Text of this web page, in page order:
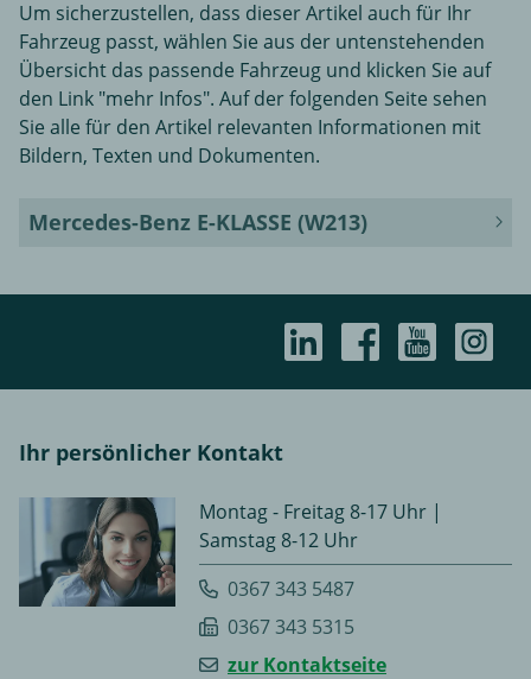
Um sicherzustellen, dass dieser Artikel auch für Ihr
Fahrzeug passt, wählen Sie aus der untenstehenden
Übersicht das passende Fahrzeug und klicken Sie auf
den Link "mehr Infos". Auf der folgenden Seite sehen
Sie alle für den Artikel relevanten Informationen mit
Bildern, Texten und Dokumenten.
Mercedes-Benz E-KLASSE (W213)
Ihr persönlicher Kontakt
Montag - Freitag 8-17 Uhr |
Samstag 8-12 Uhr
0367 343 5487
0367 343 5315
zur Kontaktseite